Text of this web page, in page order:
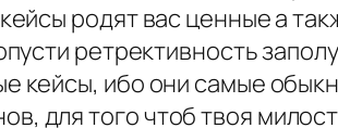
родят вас ценные а
ретрективность
кейсы, ибо они самые
для того чтоб твоя